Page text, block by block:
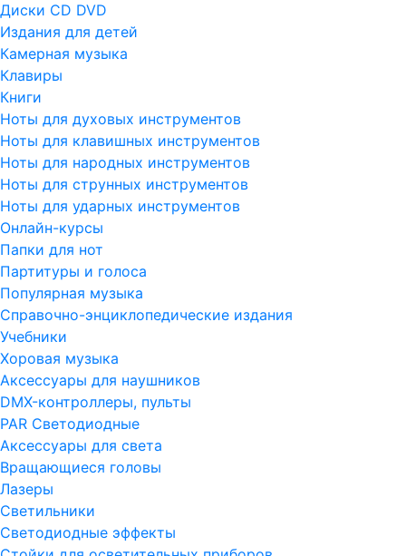
Диски CD DVD
Издания для детей
Камерная музыка
Клавиры
Книги
Ноты для духовых инструментов
Ноты для клавишных инструментов
Ноты для народных инструментов
Ноты для струнных инструментов
Ноты для ударных инструментов
Онлайн-курсы
Папки для нот
Партитуры и голоса
Популярная музыка
Справочно-энциклопедические издания
Учебники
Хоровая музыка
Аксессуары для наушников
DMX-контроллеры, пульты
PAR Светодиодные
Аксессуары для света
Вращающиеся головы
Лазеры
Светильники
Светодиодные эффекты